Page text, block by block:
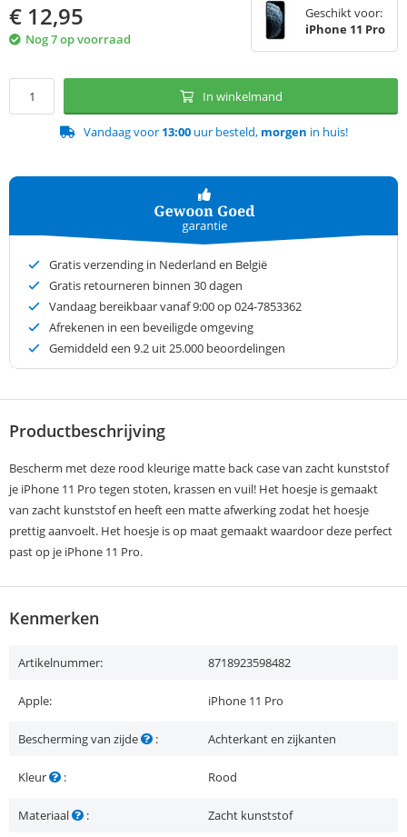
€ 12,95
Nog 7 op voorraad
Geschikt voor:
iPhone 11 Pro
In winkelmand
Vandaag voor 13:00uur besteld, morgen in huis!
Gratis verzending in Nederland en België
Gratis retourneren binnen 30 dagen
Vandaag bereikbaar vanaf 9:00 op 024-7853362
Afrekenen in een beveiligde omgeving
Gemiddeld een 9.2 uit 25.000 beoordelingen
Productbeschrijving
Bescherm met deze rood kleurige matte back case van zacht kunststof
je iPhone 11 Pro tegen stoten, krassen en vuil! Het hoesje is gemaakt
van zacht kunststof en heeft een matte afwerking zodat het hoesje
prettig aanvoelt. Het hoesje is op maat gemaakt waardoor deze perfect
past op je iPhone 11 Pro.
Kenmerken
Artikelnummer: 8718923598482
Apple: iPhone 11 Pro
Bescherming van zijde : Achterkant en zijkanten
Kleur : Rood
Materiaal : Zacht kunststof